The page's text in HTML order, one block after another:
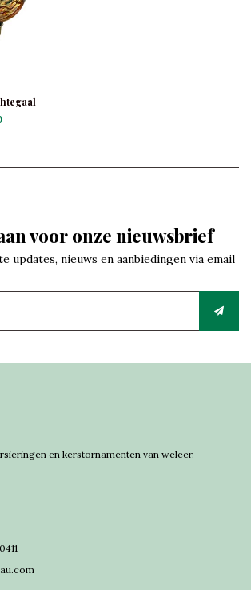
voor onze nieuwsbrief
updates, nieuws en aanbiedingen via email
en kerstornamenten van weleer.